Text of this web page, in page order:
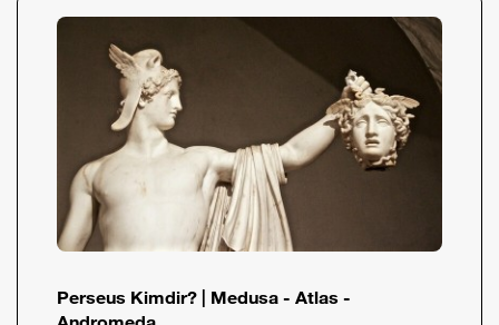
Perseus Kimdir? | Medusa - Atlas -